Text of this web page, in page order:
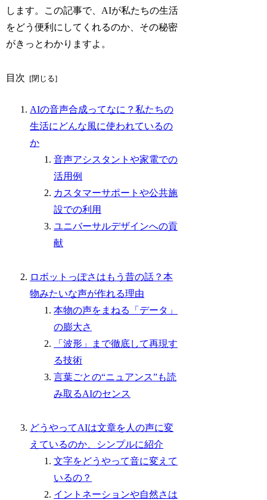
します。この記事で、AIが私たちの生活
をどう便利にしてくれるのか、その秘密
がきっとわかりますよ。
目次
AIの音声合成ってなに？私たちの
生活にどんな風に使われているの
か
音声アシスタントや家電での
活用例
カスタマーサポートや公共施
設での利用
ユニバーサルデザインへの貢
献
ロボットっぽさはもう昔の話？本
物みたいな声が作れる理由
本物の声をまねる「データ」
の膨大さ
「波形」まで徹底して再現す
る技術
言葉ごとの“ニュアンス”も読
み取るAIのセンス
どうやってAIは文章を人の声に変
えているのか、シンプルに紹介
文字をどうやって音に変えて
いるの？
イントネーションや自然さは